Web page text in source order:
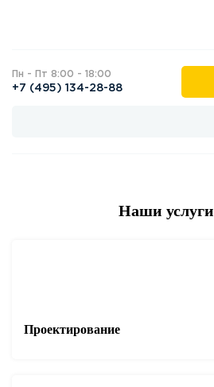
Пн - Пт 8:00 - 18:00
+7 (495) 134-28-88
Наши услуги
Проектирование